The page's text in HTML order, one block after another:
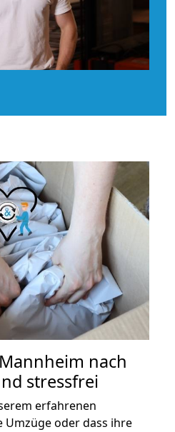
Mannheim nach
stressfrei
erfahrenen
oder dass ihre